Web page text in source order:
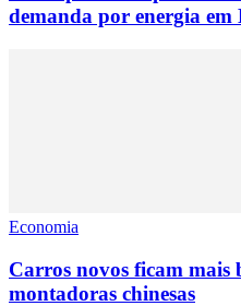
demanda por energia em
Economia
Carros novos ficam mais
montadoras chinesas